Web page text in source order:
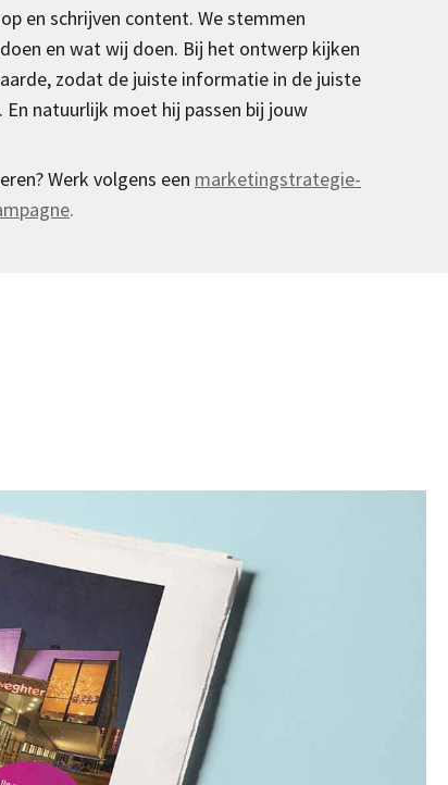
en schrijven content. We stemmen
en wat wij doen. Bij het ontwerp kijken
zodat de juiste informatie in de juiste
natuurlijk moet hij passen bij jouw
Werk volgens een marketingstrategie-
.